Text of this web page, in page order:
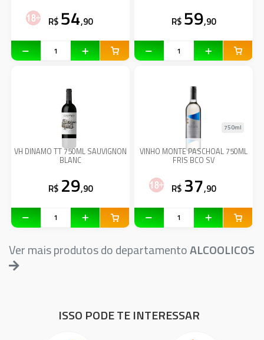
R$ 54,90 R$ 59,90
VH DINAMO TT 750ML SAUVIGNON
BLANC
R$ 29,90
VINHO MONTE PASCHOAL 750ML
FRIS BCO SV
750ml
R$ 37,90
Ver mais produtos do departamentoALCOOLICOS
ISSO PODE TE INTERESSAR